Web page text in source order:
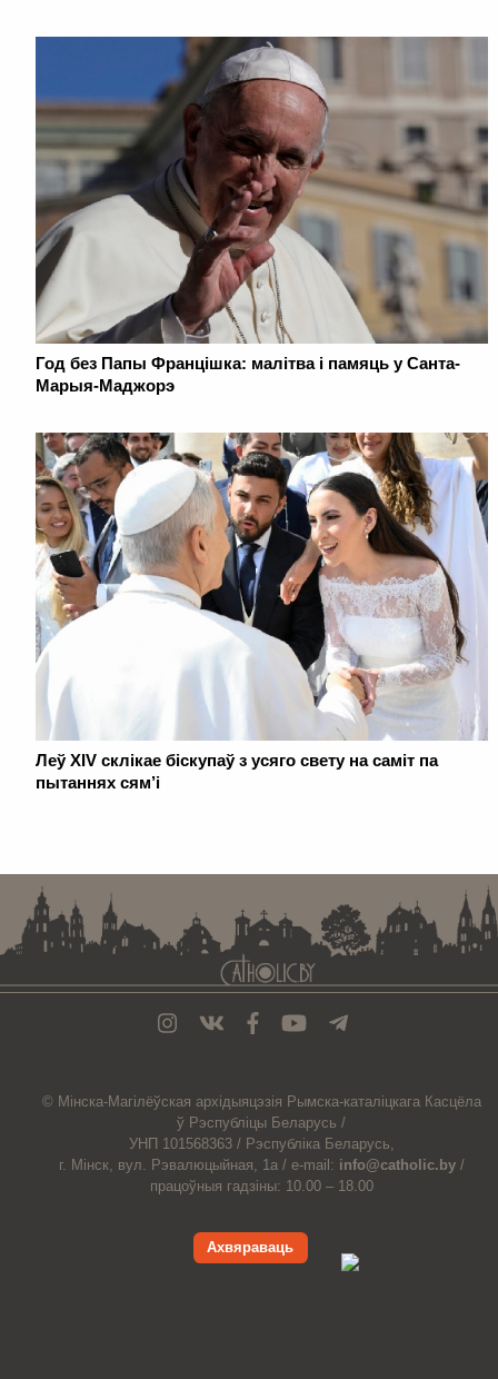
Год без Папы Францішка: малітва і памяць у Санта-
Марыя-Маджорэ
Леў XIV склікае біскупаў з усяго свету на саміт па
пытаннях сям’і
© Мiнска-Магiлёўская архiдыяцэзiя Рымска-каталіцкага Касцёла
ў Рэспубліцы Беларусь /
УНП 101568363 / Рэспубліка Беларусь,
г. Мінск, вул. Рэвалюцыйная, 1а / e-mail: info@catholic.by /
працоўныя гадзіны: 10.00 – 18.00
Ахвяраваць